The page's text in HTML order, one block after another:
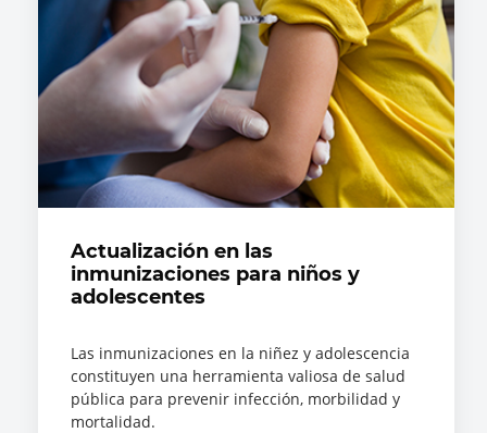
Actualización en las
inmunizaciones para niños y
adolescentes
Las inmunizaciones en la niñez y adolescencia
constituyen una herramienta valiosa de salud
pública para prevenir infección, morbilidad y
mortalidad.